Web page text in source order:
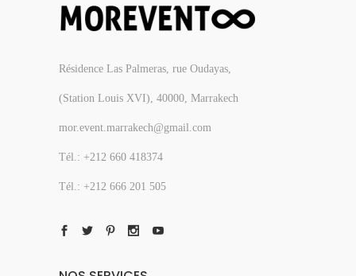
Résidence Las Palmeras, rue Oudayas,
(Station Louis XVI), 40000, Marrakech
mor.event.marrakech@gmail.com
Tél.: +212 660 418374
Tél.: +212 666 201 505